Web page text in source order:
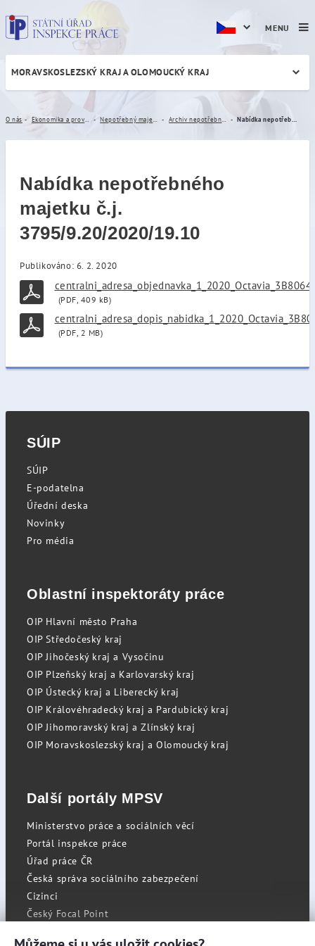
Nabídka nepotřebného
MORAVSKOSLEZSKÝ KRAJ A OLOMOUCKÝ KRAJ
O nás
Nabídka nepotřebného
majetku č.j.
3795/9.20/2020/19.10
Publikováno: 6. 2. 2020
(PDF, 409 kB)
(PDF, 2 MB)
MENU
SÚIP
SÚIP
E-podatelna
Úřední deska
Novinky
Pro média
Oblastní inspektoráty práce
OIP Hlavní město Praha
OIP Středočeský kraj
OIP Jihočeský kraj a Vysočinu
OIP Plzeňský kraj a Karlovarský kraj
OIP Ústecký kraj a Liberecký kraj
OIP Královéhradecký kraj a Pardubický kraj
OIP Jihomoravský kraj a Zlínský kraj
OIP Moravskoslezský kraj a Olomoucký kraj
Další portály MPSV
Ministerstvo práce a sociálních věcí
Portál inspekce práce
Úřad práce ČR
Česká správa sociálního zabezpečení
Cizinci
Český Focal Point